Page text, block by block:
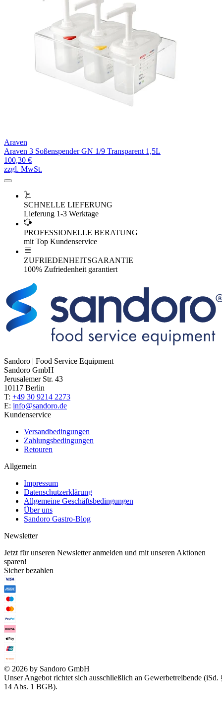
Araven
Araven 3 Soßenspender GN 1/9 Transparent 1,5L
100,30 €
zzgl. MwSt.
SCHNELLE LIEFERUNG
Lieferung 1-3 Werktage
PROFESSIONELLE BERATUNG
mit Top Kundenservice
ZUFRIEDENHEITSGARANTIE
100% Zufriedenheit garantiert
Sandoro | Food Service Equipment
Sandoro GmbH
Jerusalemer Str. 43
10117 Berlin
T: +49 30 9214 2273
E: info@sandoro.de
Kundenservice
Versandbedingungen
Zahlungsbedingungen
Retouren
Allgemein
Impressum
Datenschutzerklärung
Allgemeine Geschäftsbedingungen
Über uns
Sandoro Gastro-Blog
Newsletter
Jetzt für unseren Newsletter anmelden und mit unseren Aktionen
sparen!
Sicher bezahlen
© 2026 by Sandoro GmbH
Unser Angebot richtet sich ausschließlich an Gewerbetreibende (iSd.
14 Abs. 1 BGB).